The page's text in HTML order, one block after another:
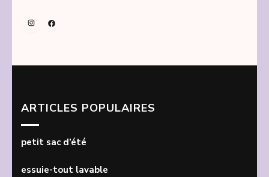
InstagramFacebook
ARTICLES POPULAIRES
petit sac d’été
essuie-tout lavable